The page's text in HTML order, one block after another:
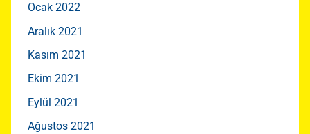
Ocak 2022
Aralık 2021
Kasım 2021
Ekim 2021
Eylül 2021
Ağustos 2021